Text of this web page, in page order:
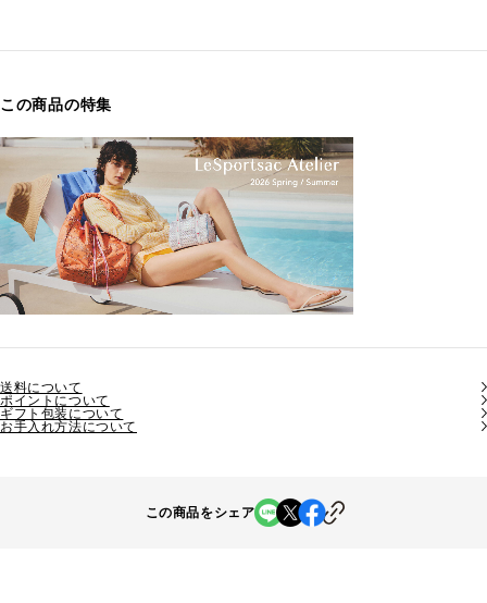
この商品の特集
送料について
ポイントについて
ギフト包装について
お手入れ方法について
この商品をシェア